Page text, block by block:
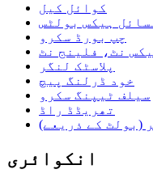
کوائل کیل
ہیکس بولٹس
چپ بورڈ سکرو
نٹ، فلینج نٹ
پلاسٹک لنگر
خود ڈرلنگ پیچ
سیلف ٹیپنگ سکرو
تھریڈڈ راڈ
(بولٹ کے ذریعے)
انکوائری